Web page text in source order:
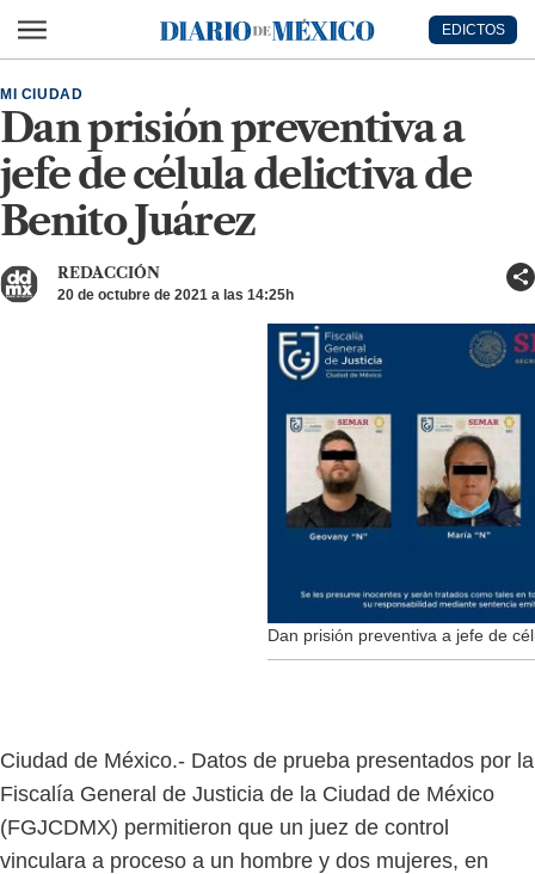
Diario de México
EDICTOS
Dan prisión preventiva a
jefe de célula delictiva de
Benito Juárez
MI CIUDAD
REDACCIÓN
20 de octubre de 2021 a las 14:25h
Dan prisión preventiva a jefe de
Ciudad de México.- Datos de prueba presentados por la
Fiscalía General de Justicia de la Ciudad de México
(FGJCDMX) permitieron que un juez de control
vinculara a proceso a un hombre y dos mujeres, en